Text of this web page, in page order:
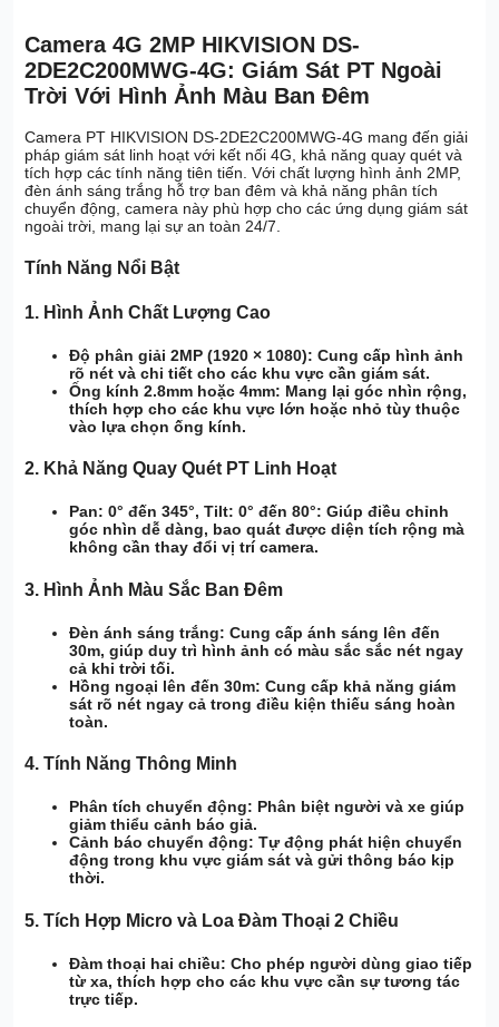
Camera 4G 2MP HIKVISION DS-
2DE2C200MWG-4G: Giám Sát PT Ngoài
Trời Với Hình Ảnh Màu Ban Đêm
Camera PT HIKVISION DS-2DE2C200MWG-4G mang đến giải
pháp giám sát linh hoạt với kết nối 4G, khả năng quay quét và
tích hợp các tính năng tiên tiến. Với chất lượng hình ảnh 2MP,
đèn ánh sáng trắng hỗ trợ ban đêm và khả năng phân tích
chuyển động, camera này phù hợp cho các ứng dụng giám sát
ngoài trời, mang lại sự an toàn 24/7.
Tính Năng Nổi Bật
1. Hình Ảnh Chất Lượng Cao
Độ phân giải 2MP (1920 × 1080): Cung cấp hình ảnh
rõ nét và chi tiết cho các khu vực cần giám sát.
Ống kính 2.8mm hoặc 4mm: Mang lại góc nhìn rộng,
thích hợp cho các khu vực lớn hoặc nhỏ tùy thuộc
vào lựa chọn ống kính.
2. Khả Năng Quay Quét PT Linh Hoạt
Pan: 0° đến 345°, Tilt: 0° đến 80°: Giúp điều chỉnh
góc nhìn dễ dàng, bao quát được diện tích rộng mà
không cần thay đổi vị trí camera.
3. Hình Ảnh Màu Sắc Ban Đêm
Đèn ánh sáng trắng: Cung cấp ánh sáng lên đến
30m, giúp duy trì hình ảnh có màu sắc sắc nét ngay
cả khi trời tối.
Hồng ngoại lên đến 30m: Cung cấp khả năng giám
sát rõ nét ngay cả trong điều kiện thiếu sáng hoàn
toàn.
4.Tính Năng Thông Minh
Phân tích chuyển động: Phân biệt người và xe giúp
giảm thiểu cảnh báo giả.
Cảnh báo chuyển động: Tự động phát hiện chuyển
động trong khu vực giám sát và gửi thông báo kịp
thời.
5.Tích Hợp Micro và Loa Đàm Thoại 2 Chiều
Đàm thoại hai chiều: Cho phép người dùng giao tiếp
từ xa, thích hợp cho các khu vực cần sự tương tác
trực tiếp.